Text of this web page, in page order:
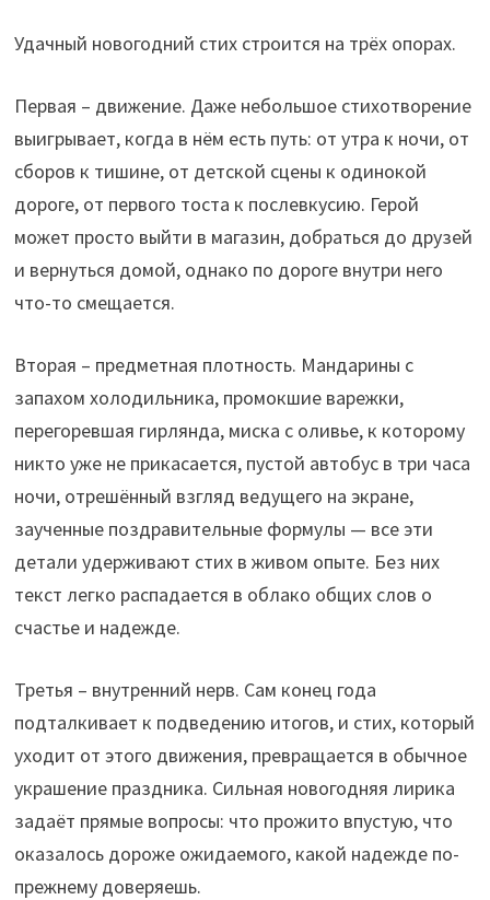
Удачный новогодний стих строится на трёх опорах.
Первая – движение. Даже небольшое стихотворение
выигрывает, когда в нём есть путь: от утра к ночи, от
сборов к тишине, от детской сцены к одинокой
дороге, от первого тоста к послевкусию. Герой
может просто выйти в магазин, добраться до друзей
и вернуться домой, однако по дороге внутри него
что-то смещается.
Вторая – предметная плотность. Мандарины с
запахом холодильника, промокшие варежки,
перегоревшая гирлянда, миска с оливье, к которому
никто уже не прикасается, пустой автобус в три часа
ночи, отрешённый взгляд ведущего на экране,
заученные поздравительные формулы — все эти
детали удерживают стих в живом опыте. Без них
текст легко распадается в облако общих слов о
счастье и надежде.
Третья – внутренний нерв. Сам конец года
подталкивает к подведению итогов, и стих, который
уходит от этого движения, превращается в обычное
украшение праздника. Сильная новогодняя лирика
задаёт прямые вопросы: что прожито впустую, что
оказалось дороже ожидаемого, какой надежде по-
прежнему доверяешь.